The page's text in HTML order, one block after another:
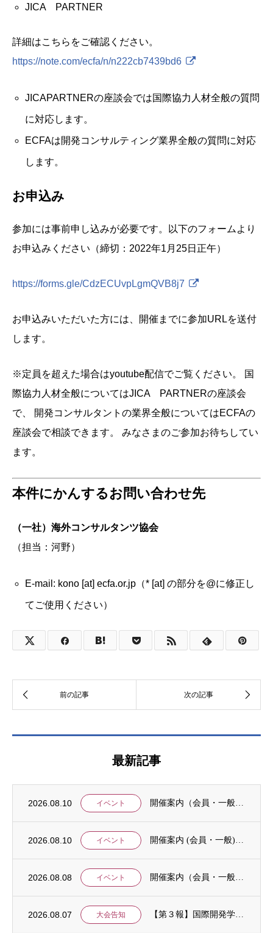
JICA PARTNER
詳細はこちらをご確認ください。
https://note.com/ecfa/n/n222cb7439bd6
JICAPARTNERの座談会では国際協力人材全般の質問
に対応します。
ECFAは開発コンサルティング業界全般の質問に対応
します。
お申込み
参加には事前申し込みが必要です。以下のフォームより
お申込みください（締切：2022年1月25日正午）
https://forms.gle/CdzECUvpLgmQVB8j7
お申込みいただいた方には、開催までに参加URLを送付
します。
※定員を超えた場合はyoutube配信でご覧ください。 国
際協力人材全般についてはJICA PARTNERの座談会
で、 開発コンサルタントの業界全般についてはECFAの
座談会で相談できます。 みなさまのご参加お待ちしてい
ます。
本件にかんするお問い合わせ先
（一社）海外コンサルタンツ協会
（担当：河野）
E-mail: kono [at] ecfa.or.jp（* [at] の部分を@に修正し
てご使用ください）
最新記事
2026.08.10 イベント
2026.08.10 イベント
2026.08.08 イベント
2026.08.07 大会告知